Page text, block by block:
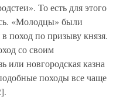
То есть для этого
«Молодцы» были
поход по призыву князя.
со своим
или новгородская казна
походы все чаще